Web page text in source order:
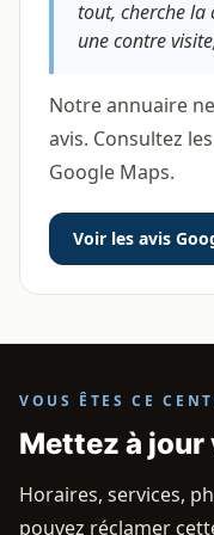
tout, cherche la
une contre
Notre annuaire
avis. Consultez
Google Maps.
Voir les avis
VOUS ÊTES CE
Mettez à
Horaires, services,
pouvez réclamer